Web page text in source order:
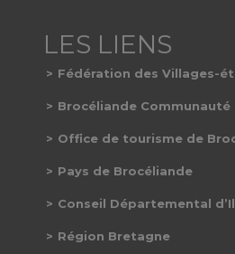
Fédération des Villages-
Brocéliande Communauté
Office de tourisme de
Pays de Brocéliande
Conseil Départemental
Région Bretagne